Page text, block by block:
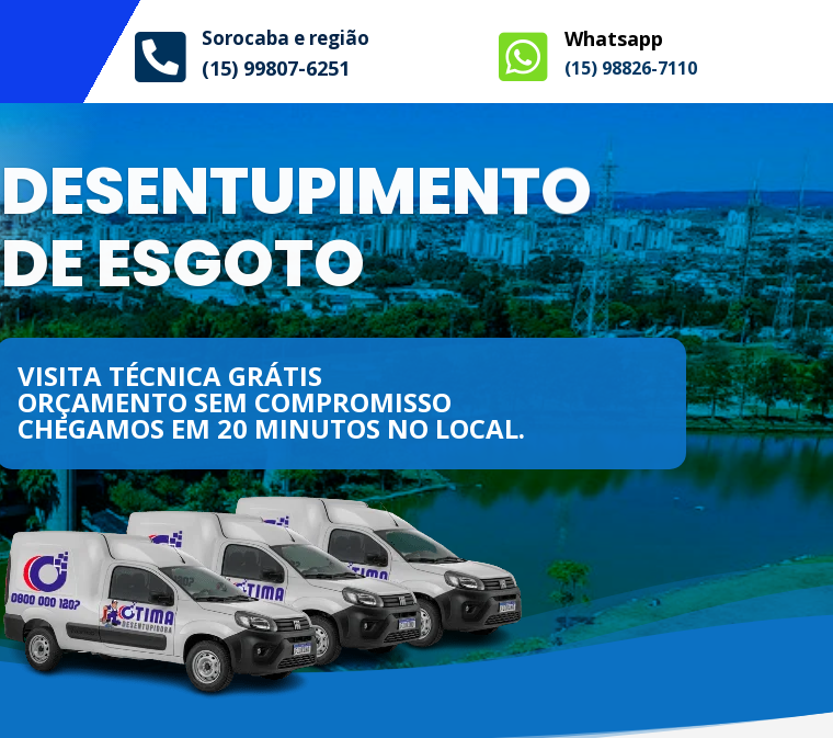
 Sorocaba e região
(15) 99807-6251  Whatsapp
(15) 98826-7110​
DESENTUPIMENTO
DE ESGOTO
VISITA TÉCNICA GRÁTIS
ORÇAMENTO SEM COMPROMISSO
CHEGAMOS EM 20 MINUTOS NO LOCAL.